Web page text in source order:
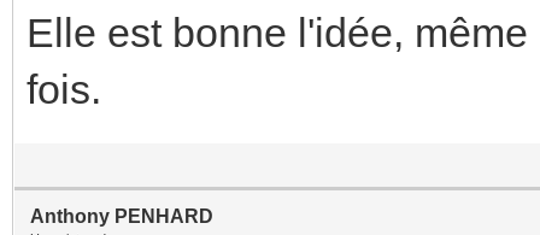
Elle est bonne l'idée,
fois.
Anthony PENHARD